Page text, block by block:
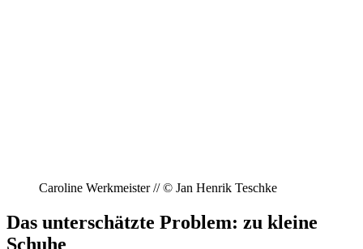
Caroline Werkmeister // © Jan Henrik Teschke
Das unterschätzte Problem: zu kleine
Schuhe